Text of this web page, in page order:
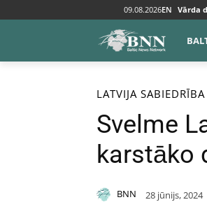
09.08.2026EN Vārda
Sākums Baltija Latvija
LATVIJA SABIEDRĪBA
Svelme
karstāko
BNN 28 jūnijs, 2024